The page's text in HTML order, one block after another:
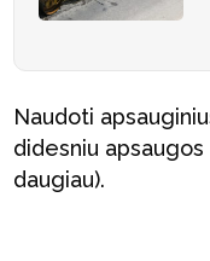
Naudoti
didesniu
daugiau).